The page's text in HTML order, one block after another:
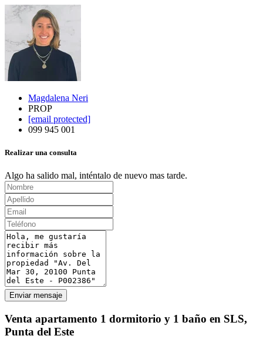
Magdalena Neri
PROP
[email protected]
099 945 001
Realizar una consulta
Algo ha salido mal, inténtalo de nuevo mas tarde.
Enviar mensaje
Venta apartamento 1 dormitorio y 1 baño en SLS,
Punta del Este